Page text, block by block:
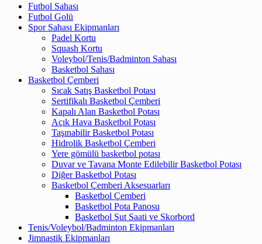
Futbol Sahası
Futbol Golü
Spor Sahası Ekipmanları
Padel Kortu
Squash Kortu
Voleybol/Tenis/Badminton Sahası
Basketbol Sahası
Basketbol Çemberi
Sıcak Satış Basketbol Potası
Sertifikalı Basketbol Çemberi
Kapalı Alan Basketbol Potası
Açık Hava Basketbol Potası
Taşınabilir Basketbol Potası
Hidrolik Basketbol Çemberi
Yere gömülü basketbol potası
Duvar ve Tavana Monte Edilebilir Basketbol Potası
Diğer Basketbol Potası
Basketbol Çemberi Aksesuarları
Basketbol Çemberi
Basketbol Pota Panosu
Basketbol Şut Saati ve Skorbord
Tenis/Voleybol/Badminton Ekipmanları
Jimnastik Ekipmanları